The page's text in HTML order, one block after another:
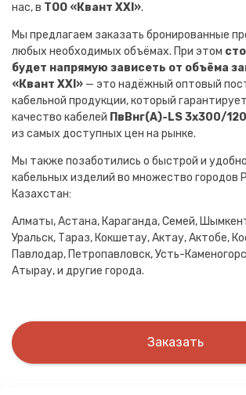
нас, в ТОО «Квант XXI».
Мы предлагаем заказать бронированные
любых необходимых объёмах. При этом
будет напрямую зависеть от объёма
«Квант XXI» — это надёжный оптовый
кабельной продукции, который
качество кабелей ПвВнг(A)-LS 3х300/
из самых доступных цен на рынке.
Мы также позаботились о быстрой и
кабельных изделий во множество городов
Казахстан:
Алматы, Астана, Караганда, Семей,
Уральск, Тараз, Кокшетау, Актау, Актобе,
Павлодар, Петропавловск, Усть-
Атырау, и другие города.
Заказать